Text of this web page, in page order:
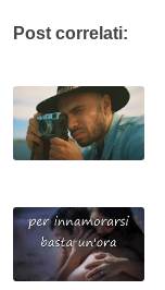
Post correlati: